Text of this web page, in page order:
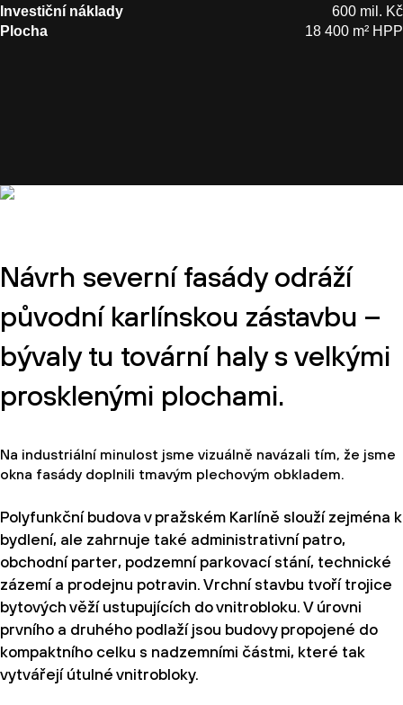
Investiční náklady
600 mil. Kč
Plocha
18 400 m² HPP
Návrh severní fasády odráží
původní karlínskou zástavbu –
bývaly tu tovární haly s velkými
prosklenými plochami.
Na industriální minulost jsme vizuálně navázali tím, že jsme
okna fasády doplnili tmavým plechovým obkladem.
Polyfunkční budova v pražském Karlíně slouží zejména k
bydlení, ale zahrnuje také administrativní patro,
obchodní parter, podzemní parkovací stání, technické
zázemí a prodejnu potravin. Vrchní stavbu tvoří trojice
bytových věží ustupujících do vnitrobloku. V úrovni
prvního a druhého podlaží jsou budovy propojené do
kompaktního celku s nadzemními částmi, které tak
vytvářejí útulné vnitrobloky.